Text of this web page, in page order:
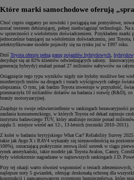
Które marki samochodowe oferują
Choć często sięgamy po nowinki i pociągają nas pomysłowe,
zostać testerem debiutującej, pełnej niedociągnięć technologii. Na
w sprzeczności z wieloletnim doświadczeniem. Przykładem marki
jednocześnie bazującej na wieloletnim doświadczeniu, jest
zelektryfikowane modele pojawiły się na rynku już w 1997 roku.
Dziś Toyota oferuje pełną gamę pojazdów hybrydowych
decyduje się aż 82% klientów odwiedzających salony.
generację hybrydy) znalazł ponad 27 milionów nabywców na
Osiągnięcie tego typu wyników nigdy nie byłoby możliwe bez
morderczych testów na drogach i torach wyścigowych całego
ulepszania. O tym, jak bardzo Toyota inwestuje w przyszłość,
przeznaczyła 10 miliardów dolarów na badania i rozwój (R&D),
branży motoryzacyjnej.
Znajduje to swoje odzwierciedlenie w rankingach bezawaryjności
zaufania konsumenckiego, w których Toyota od dekad zajmuje
instytutu badawczego TÜV, który analizuje rocznie ponad
zajęła 3. miejsce wśród aut 12-, 13-letnich (roczniki 2010–2011).
Z kolei w badaniu brytyjskiego What Car? Reliability Survey
takie jak Aygo X i RAV4 wykazały się niezawodnością na
100%), oznaczającą praktycznie zerową ilość usterek w ciągu
rynek amerykański, takie modele jak Toyota Avalon, Camry,
były wielokrotnie nagradzane w najnowszych rankingach J.D.
Przy tej okazji warto również wspomnieć o testach
najlepsze noty 5 gwiazdek, oferując doskonałą ochronę dla
konstrukcji i zaawansowanym systemom bezpieczeństwa, które